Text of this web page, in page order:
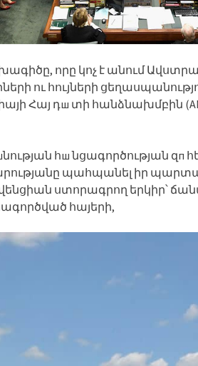
որը կոչ է անում
ու հույների
Հայ դш տի հանձնախմբին
հш նցագործության զп
պահպանել իր
ստորագրող երկիր՝
հայերի,